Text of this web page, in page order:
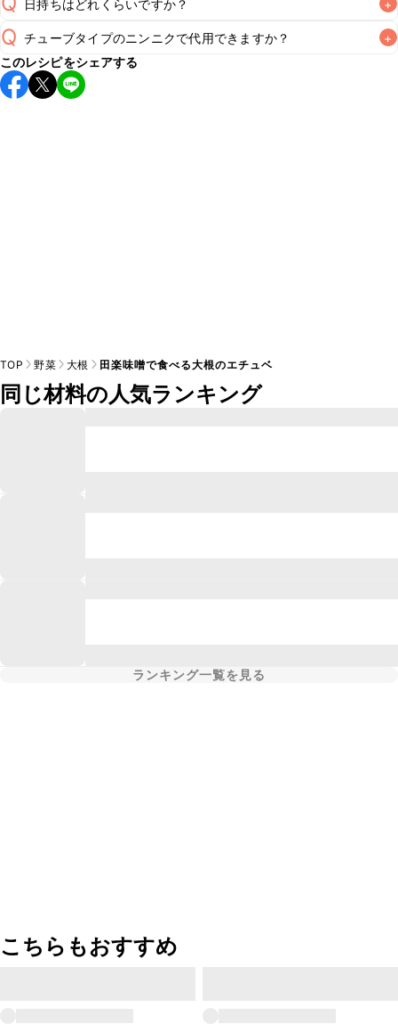
日持ちはどれくらいですか？ +
A
保存期間は冷蔵で翌日中が目安です。なるべくお早めにお召
し上がりください。
※日持ちは目安です。
Q チューブタイプのニンニクで代用できますか？ +
A
チューブタイプのニンニクを使用してもお作りいただけま
す。小さじ1/2を目安に加え、お好みの風味になるようご調節
このレシピをシェアする
TOP 野菜 大根 田楽味噌で食べる大根のエチュベ
同じ材料の人気ランキング
ランキング一覧を見る
こちらもおすすめ